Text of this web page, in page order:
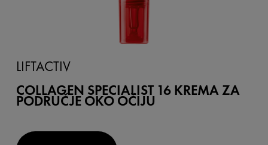
LIFTACTIV
COLLAGEN SPECIALIST 16 KREMA ZA
PODRUČJE OKO OČIJU